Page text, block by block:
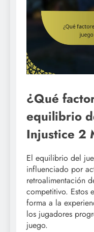
¿Qué
equilibrio
Injustice 2
El equilibrio del
influenciado por
retroalimentación
competitivo. Estos
forma a la
los jugadores
juego.